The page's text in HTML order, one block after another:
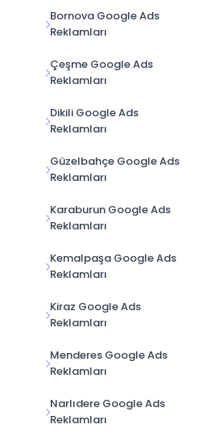
Bornova Google Ads
Reklamları
Çeşme Google Ads
Reklamları
Dikili Google Ads
Reklamları
Güzelbahçe Google Ads
Reklamları
Karaburun Google Ads
Reklamları
Kemalpaşa Google Ads
Reklamları
Kiraz Google Ads
Reklamları
Menderes Google Ads
Reklamları
Narlıdere Google Ads
Reklamları